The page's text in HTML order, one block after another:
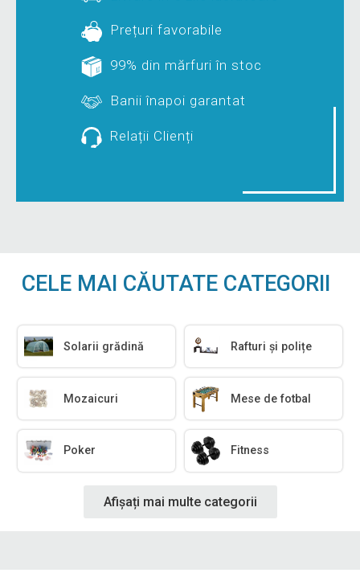
Prețuri favorabile
99% din mărfuri în stoc
Banii înapoi garantat
Relații Clienți
CELE MAI CĂUTATE CATEGORII
Solarii grădină Rafturi și polițe
Mozaicuri Mese de fotbal
Poker Fitness
Afișați mai multe categorii